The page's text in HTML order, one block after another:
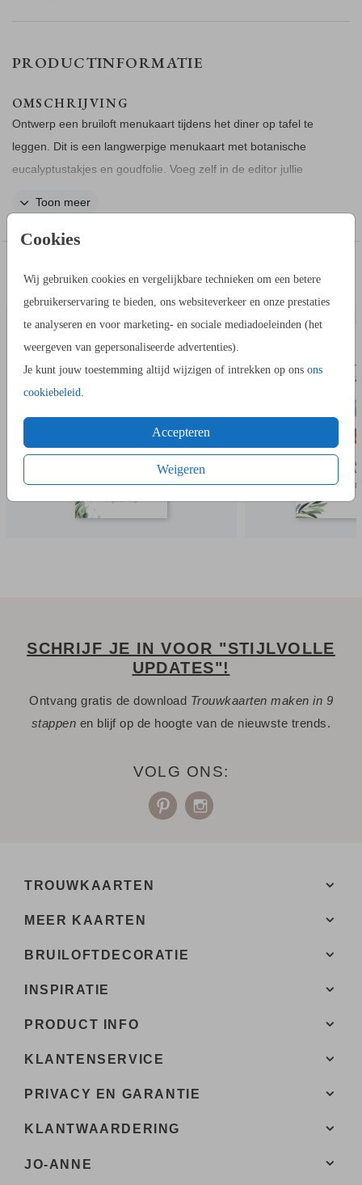
Cookies
Wij gebruiken cookies en vergelijkbare technieken om een betere
gebruikerservaring te bieden, ons websiteverkeer en onze prestaties
te analyseren en voor marketing- en sociale mediadoeleinden (het
weergeven van gepersonaliseerde advertenties).
Je kunt jouw toestemming altijd wijzigen of intrekken op ons ons
cookiebeleid
Accepteren
Weigeren
PRODUCTINFORMATIE
OMSCHRIJVING
Ontwerp een bruiloft menukaart tijdens het diner op tafel te
leggen. Dit is een langwerpige menukaart met botanische
eucalyptustakjes en goudfolie. Voeg zelf in de editor jullie
COLLECTIE
Bekijk hier alle
Toon meer
IN DEZELFDE STIJL KUN JE DIT OOK
BESTELLENBEDANKKAART
SCHRIJF JE IN VOOR "STIJLVOLLE
UPDATES"!
Ontvang gratis de download Trouwkaarten maken in 9
stappen en blijf op de hoogte van de nieuwste trends.
VOLG ONS:
TROUWKAARTEN
MEER KAARTEN
BRUILOFTDECORATIE
INSPIRATIE
PRODUCT INFO
KLANTENSERVICE
PRIVACY EN GARANTIE
KLANTWAARDERING
JO-ANNE